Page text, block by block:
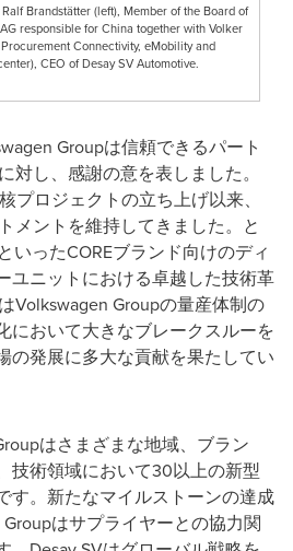
Brandstätter (left), Member of the Board of
responsible for China together with Volker
Connectivity, eMobility and
CEO of Desay SV Automotive.
Groupは信頼できるパート
対し、感謝の意を表しました。
プロジェクトの立ち上げ以来、
メントを維持してきました。と
いったCOREブランド向けのディ
ユニットにおける卓越した技術革
Volkswagen Groupの量産体制の
において大きなブレークスルーを
の発展に多大な貢献を果たしてい
はさまざまな地域、ブラン
技術領域において30以上の新型
す。新たなマイルストーンの達成
はサプライヤーとの協力関